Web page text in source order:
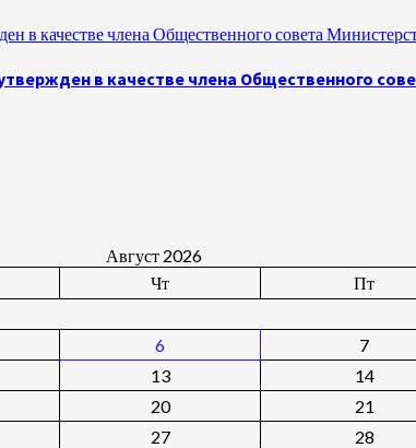
качестве члена Общественного совета
в качестве члена Общественного
Август 2026
Чт Пт
6 7
13 14
20 21
27 28